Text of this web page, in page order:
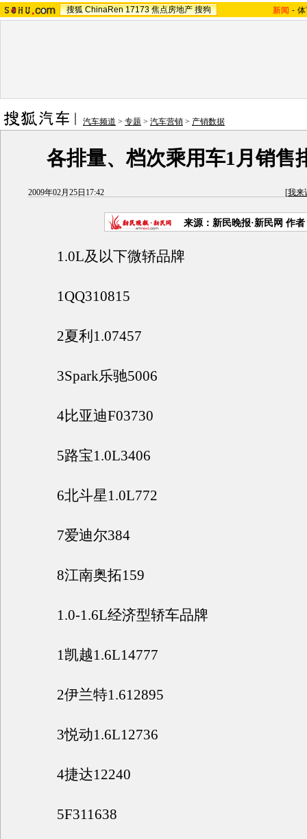
搜狐 ChinaRen 17173 焦点房地产 搜狗 新闻 -
汽车频道 > 专题 > 汽车营销 > 产销数据
各排量、档次乘用车1月销售
2009年02月25日17:42 [我来
来源：新民晚报·新民网 作
1.0L及以下微轿品牌
1QQ310815
2夏利1.07457
3Spark乐驰5006
4比亚迪F03730
5路宝1.0L3406
6北斗星1.0L772
7爱迪尔384
8江南奥拓159
1.0-1.6L经济型轿车品牌
1凯越1.6L14777
2伊兰特1.612895
3悦动1.6L12736
4捷达12240
5F311638